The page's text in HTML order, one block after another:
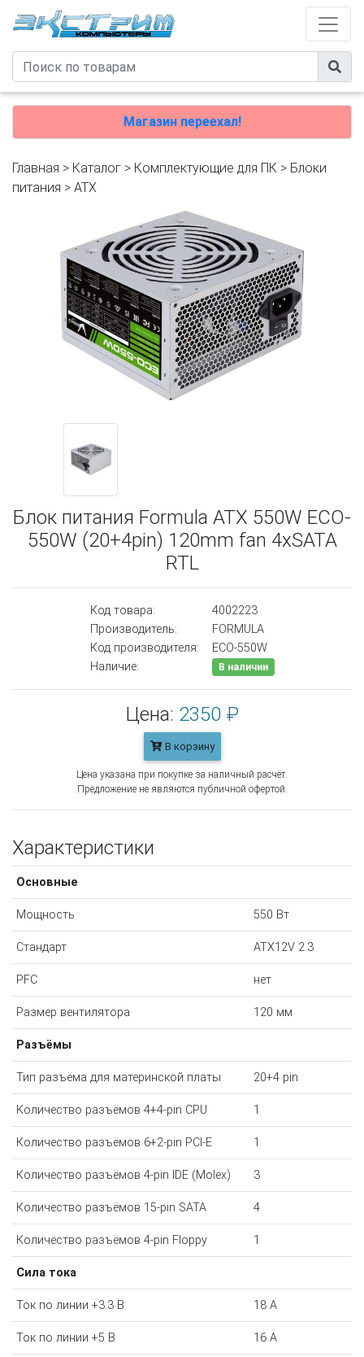
Магазин переехал!
Главная > Каталог > Комплектующие для ПК > Блоки
питания > ATX
Блок питания Formula ATX 550W ECO-
550W (20+4pin) 120mm fan 4xSATA
RTL
Код товара:
4002223
Производитель:
FORMULA
Код производителя:
ECO-550W
Наличие:
В наличии
Цена: 2350 ₽
В корзину
Цена указана при покупке за наличный расчёт.
Предложение не являются публичной офертой.
Характеристики
Основные
Мощность 550 Вт
Стандарт ATX12V 2.3
PFC нет
Размер вентилятора 120 мм
Разъёмы
Тип разъёма для материнской платы 20+4 pin
Количество разъёмов 4+4-pin CPU 1
Количество разъёмов 6+2-pin PCI-E 1
Количество разъёмов 4-pin IDE (Molex) 3
Количество разъёмов 15-pin SATA 4
Количество разъёмов 4-pin Floppy 1
Сила тока
Ток по линии +3.3 В 18 A
Ток по линии +5 В 16 A